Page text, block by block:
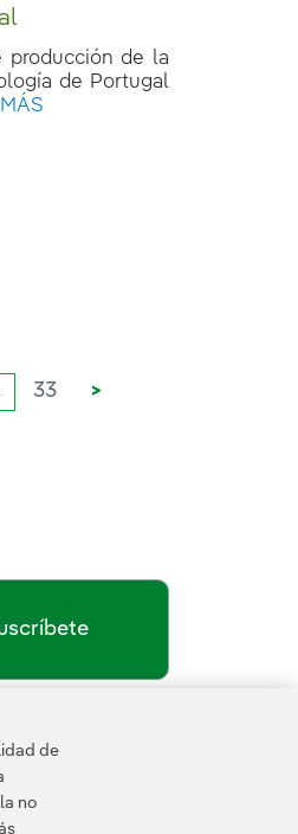
producción de la
de Portugal
33 >
de servicio
de
no